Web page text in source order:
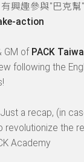
興趣參與"巴克
action
GM of PACK
following the
a recap, (in
the
Academy